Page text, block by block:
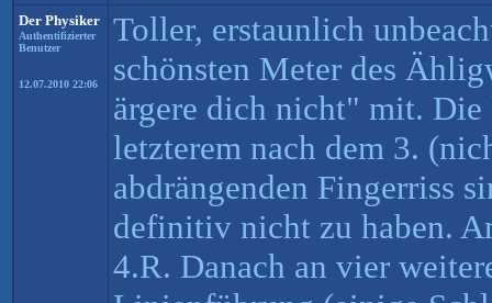
Der Physiker
Authentifizierter
Benutzer
12.07.2010 22:06
Toller, erstaunlich
schönsten Meter des
ärgere dich nicht" mit.
letzterem nach dem 3.
abdrängenden Fingerriss
definitiv nicht zu haben.
4.R. Danach an vier